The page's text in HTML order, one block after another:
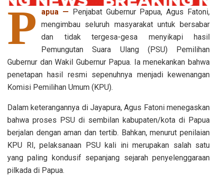
P apua — Penjabat Gubernur Papua, Agus Fatoni,
mengimbau seluruh masyarakat untuk bersabar
dan tidak tergesa-gesa menyikapi hasil
Pemungutan Suara Ulang (PSU) Pemilihan
Gubernur dan Wakil Gubernur Papua. Ia menekankan bahwa
penetapan hasil resmi sepenuhnya menjadi kewenangan
Komisi Pemilihan Umum (KPU).
Dalam keterangannya di Jayapura, Agus Fatoni menegaskan
bahwa proses PSU di sembilan kabupaten/kota di Papua
berjalan dengan aman dan tertib. Bahkan, menurut penilaian
KPU RI, pelaksanaan PSU kali ini merupakan salah satu
yang paling kondusif sepanjang sejarah penyelenggaraan
pilkada di Papua.